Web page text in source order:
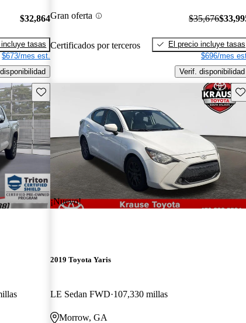
$32,864
tasas
$673/mes est.
Gran oferta
Certificados por terceros
$35,676
El precio incluye tasas
$696/mes
Verif. disponibilidad
Guarda este Aviso
¡Nuevo!
2019 Toyota Yaris
LE Sedan FWD 107,330 millas
Morrow, GA